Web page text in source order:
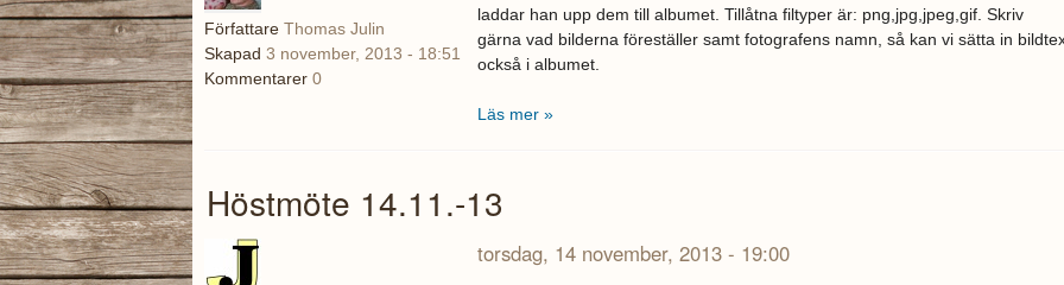
Författare Thomas Julin
Skapad 3 november, 2013 - 18:51
Kommentarer 0
laddar han upp dem till albumet. Tillåtna filtyper är: png,jpg,jpeg,gif. Skriv
gärna vad bilderna föreställer samt fotografens namn, så kan vi sätta in
också i albumet.
Läs mer »
Höstmöte 14.11.-13
torsdag, 14 november, 2013 - 19:00